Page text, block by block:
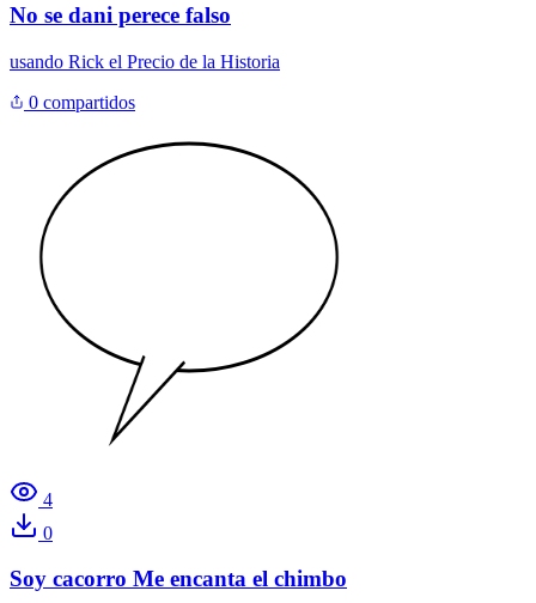
No se dani perece falso
usando Rick el Precio de la Historia
0 compartidos
4
0
Soy cacorro Me encanta el chimbo